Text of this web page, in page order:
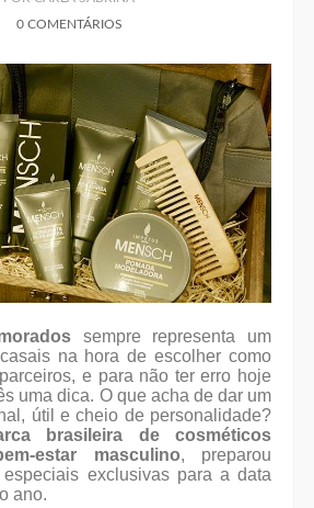
0 COMENTÁRIOS
sempre representa um
na hora de escolher como
e para não ter erro hoje
uma dica. O que acha de dar um
útil e cheio de personalidade?
brasileira de cosméticos
estar masculino, preparou
exclusivas para a data
ano.